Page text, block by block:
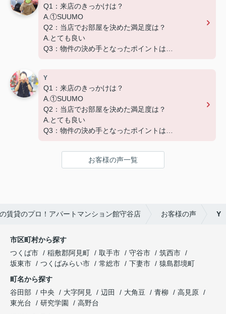
Q1：来店のきっかけは？
A.①SUUMO
Q2：当店でお部屋を決めた満足度は？
A.とても良い
Q3：物件の決め手となったポイントは？
Y
Q1：来店のきっかけは？
A.①SUUMO
Q2：当店でお部屋を決めた満足度は？
A.とても良い
Q3：物件の決め手となったポイントは？
お客様の声一覧
賃貸のプロ！アパートマンション館守谷店 お客様の声 Y
市区町村から探す
つくば市
稲敷郡阿見町 取手市 守谷市
筑西市
坂東市
つくばみらい市 常総市 下妻市
猿島郡境町
町名から探す
谷田部
中央 大字阿見 辺田 大角豆 青柳
高見原
東光台
研究学園
高野台